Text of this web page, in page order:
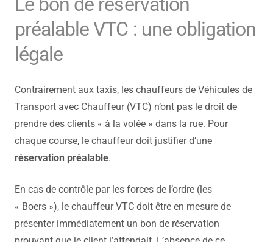
préalable VTC : une obligation
légale
Contrairement aux taxis, les chauffeurs de Véhicules de
Transport avec Chauffeur (VTC) n’ont pas le droit de
prendre des clients « à la volée » dans la rue. Pour
chaque course, le chauffeur doit justifier d’une
réservation préalable.
En cas de contrôle par les forces de l’ordre (les
« Boers »), le chauffeur VTC doit être en mesure de
présenter immédiatement un bon de réservation